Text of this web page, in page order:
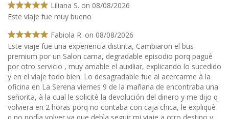
Liliana S. on 08/08/2026
Este viaje fue muy bueno
Fabiola R. on 08/08/2026
Este viaje fue una experiencia distinta, Cambiaron el bus
premium por un Salon cama, degradable episodio porq paguè
por otro servicio , muy amable el auxiliar, explicando lo sucedido
y en el viaje todo bien. Lo desagradable fue al acercarme à la
oficina en La Serena viernes 9 de la mañana de encontraba una
señorita, à la cual le solicitè la devolución del dinero y me dijo q
volviera en 2 horas porq no contaba con caja chica, le expliquè